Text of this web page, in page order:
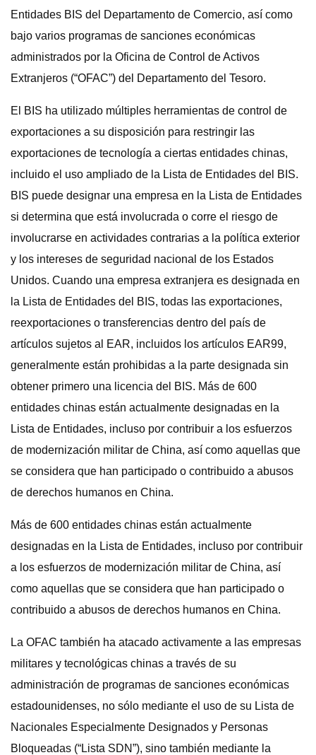
Entidades BIS del Departamento de Comercio, así como
bajo varios programas de sanciones económicas
administrados por la Oficina de Control de Activos
Extranjeros (“OFAC”) del Departamento del Tesoro.
El BIS ha utilizado múltiples herramientas de control de
exportaciones a su disposición para restringir las
exportaciones de tecnología a ciertas entidades chinas,
incluido el uso ampliado de la Lista de Entidades del BIS.
BIS puede designar una empresa en la Lista de Entidades
si determina que está involucrada o corre el riesgo de
involucrarse en actividades contrarias a la política exterior
y los intereses de seguridad nacional de los Estados
Unidos. Cuando una empresa extranjera es designada en
la Lista de Entidades del BIS, todas las exportaciones,
reexportaciones o transferencias dentro del país de
artículos sujetos al EAR, incluidos los artículos EAR99,
generalmente están prohibidas a la parte designada sin
obtener primero una licencia del BIS. Más de 600
entidades chinas están actualmente designadas en la
Lista de Entidades, incluso por contribuir a los esfuerzos
de modernización militar de China, así como aquellas que
se considera que han participado o contribuido a abusos
de derechos humanos en China.
Más de 600 entidades chinas están actualmente
designadas en la Lista de Entidades, incluso por contribuir
a los esfuerzos de modernización militar de China, así
como aquellas que se considera que han participado o
contribuido a abusos de derechos humanos en China.
La OFAC también ha atacado activamente a las empresas
militares y tecnológicas chinas a través de su
administración de programas de sanciones económicas
estadounidenses, no sólo mediante el uso de su Lista de
Nacionales Especialmente Designados y Personas
Bloqueadas (“Lista SDN”), sino también mediante la